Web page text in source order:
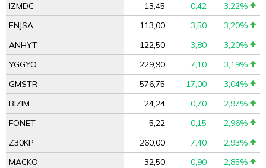
IZMDC
13,45 0,42
3,22%
ENJSA
113,00 3,50
3,20%
ANHYT
122,50 3,80
3,20%
YGGYO
229,90 7,10
3,19%
GMSTR
576,75 17,00
3,04%
BIZIM
24,24 0,70
2,97%
FONET
5,22 0,15
2,96%
Z30KP
260,00 7,40
2,93%
MACKO
32,50 0,90
2,85%